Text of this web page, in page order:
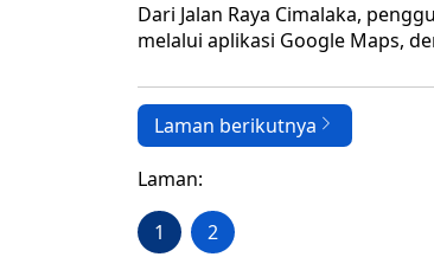
Dari Jalan Raya Cimalaka,
melalui aplikasi Google Maps,
Laman berikutnya
Laman:
1 2